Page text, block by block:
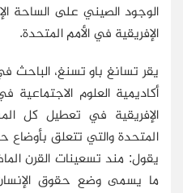
الوجود الصيني على الساحة
الإفريقية في الأمم المتحدة.
يقر تسانغ باو تسنغ، الباحث
أكاديمية العلوم الاجتماعية
الإفريقية في تعطيل كل
المتحدة والتي تتعلق
يقول: مند تسعينات القرن
ما يسمى وضع حقوق